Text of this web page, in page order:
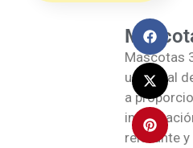
Mascotas
un portal
a
relevante y